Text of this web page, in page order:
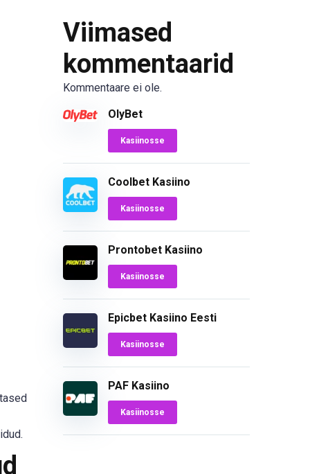
Viimased
kommentaarid
Kommentaare ei ole.
OlyBet
Kasiinosse
Coolbet Kasiino
Kasiinosse
Prontobet Kasiino
Kasiinosse
Epicbet Kasiino Eesti
Kasiinosse
PAF Kasiino
Kasiinosse